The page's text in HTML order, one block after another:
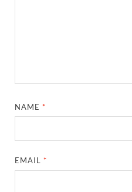
NAME*
EMAIL*